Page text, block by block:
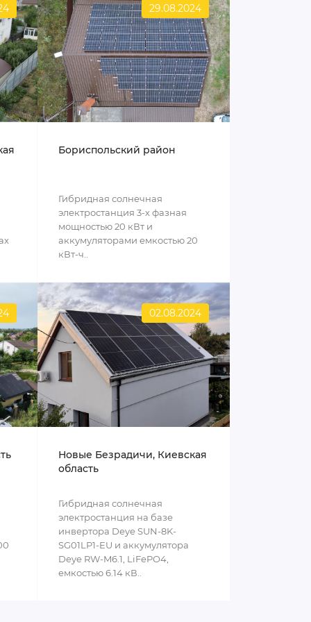
29.08.2024
Бориспольский район
Гибридная солнечная
электростанция 3-х фазная
мощностью 20 кВт и
аккумуляторами емкостью 20
кВт-ч..
02.08.2024
Новые Безрадичи, Киевская
область
Гибридная солнечная
электростанция на базе
инвертора Deye SUN-8K-
SG01LP1-EU и аккумулятора
Deye RW-M6.1, LiFePO4,
емкостью 6.14 кВ..